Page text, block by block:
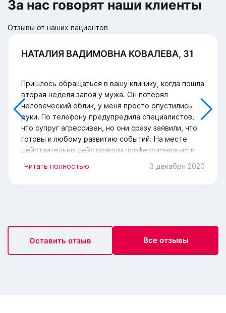
За нас говорят наши клиенты
Отзывы от наших пациентов
НАТАЛИЯ ВАДИМОВНА КОВАЛЕВА, 31
Пришлось обращаться в вашу клинику, когда пошла
вторая неделя запоя у мужа. Он потерял
человеческий облик, у меня просто опустились
руки. По телефону предупредила специалистов,
что супруг агрессивен, но они сразу заявили, что
готовы к любому развитию событий. На месте
действительно действовали профессионально и
слушаться и согласился на проведение терапии.
Читать полностью 3 декабря 2020
Оставить отзыв Все отзывы